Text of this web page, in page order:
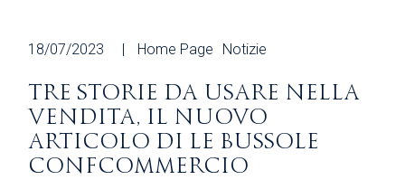
18/07/2023 Home Page Notizie
TRE STORIE DA USARE NELLA
VENDITA, IL NUOVO
ARTICOLO DI LE BUSSOLE
CONFCOMMERCIO